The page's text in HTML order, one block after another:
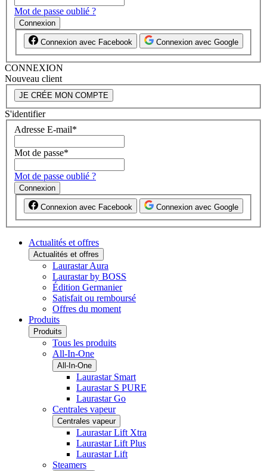
Mot de passe oublié ?
Connexion
Connexion avec Facebook Connexion avec Google
CONNEXION
Nouveau client
JE CRÉE MON COMPTE
S'identifier
Adresse E-mail*
Mot de passe*
Mot de passe oublié ?
Connexion
Connexion avec Facebook Connexion avec Google
Actualités et offres
Actualités et offres
Laurastar Aura
Laurastar by BOSS
Édition Germanier
Satisfait ou remboursé
Offres du moment
Produits
Produits
Tous les produits
All-In-One
All-In-One
Laurastar Smart
Laurastar S PURE
Laurastar Go
Centrales vapeur
Centrales vapeur
Laurastar Lift Xtra
Laurastar Lift Plus
Laurastar Lift
Steamers